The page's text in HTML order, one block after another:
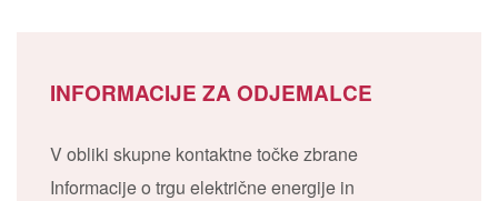
INFORMACIJE ZA ODJEMALCE
V obliki skupne kontaktne točke zbrane
Informacije o trgu električne energije in